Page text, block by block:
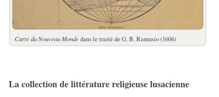
Carte du Nouveau Monde dans le traité de G. B. Ramusio (1606)
La collection de littérature religieuse lusacienne